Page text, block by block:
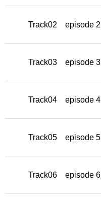
Track02 episode 2
Track03 episode 3
Track04 episode 4
Track05 episode 5
Track06 episode 6